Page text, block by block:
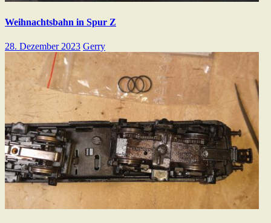
Weihnachtsbahn in Spur Z
28. Dezember 2023 Gerry